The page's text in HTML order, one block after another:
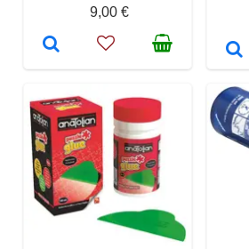
9,00 €